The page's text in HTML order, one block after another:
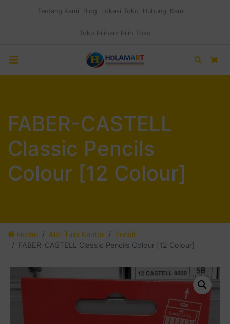
Tentang Kami Blog Lokasi Toko Hubungi Kami
Toko Pilihan: Pilih Toko
Search
FABER-CASTELL
Classic Pencils
Colour [12 Colour]
Home Alat Tulis Kantor
Pensil
FABER-CASTELL Classic Pencils Colour [12 Colour]